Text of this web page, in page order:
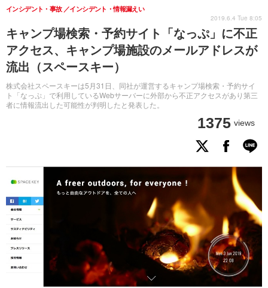
キャンプ場検索・予約サイト「なっぷ」に不正
アクセス、キャンプ場施設のメールアドレスが
流出（スペースキー）
株式会社スペースキーは5月31日、同社が運営するキャンプ場検索・予約サイ
ト「なっぷ」で利用しているWebサーバーに外部から不正アクセスがあり第三
者に情報流出した可能性が判明したと発表した。
インシデント・事故 インシデント・情報漏えい
1375 views
2019.6.4 Tue 8:05